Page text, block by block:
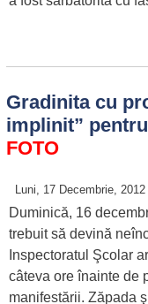
Gradinita cu
implinit”
FOTO
Luni, 17 Decembrie, 2012
Duminică, 16
trebuit să devină
Inspectoratul Şcolar
câteva ore înainte de
manifestării. Zăpada